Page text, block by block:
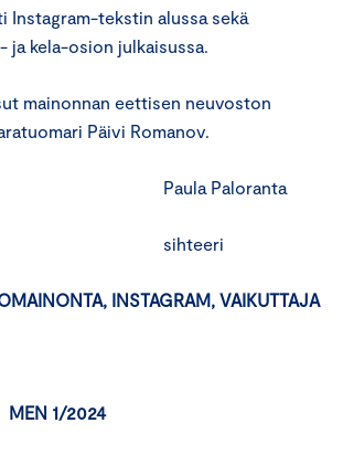
Instagram-tekstin alussa sekä
ja kela-osion julkaisussa.
mainonnan eettisen neuvoston
Päivi Romanov.
Paula Paloranta
sihteeri
INSTAGRAM, VAIKUTTAJA
1/2024